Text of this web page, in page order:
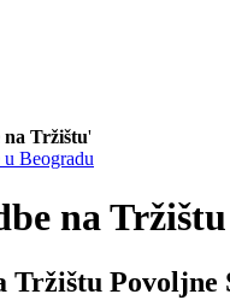
Tržištu'
Beogradu
na
Povoljne